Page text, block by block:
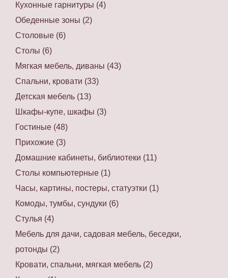
Кухонные гарнитуры (4)
Обеденные зоны (2)
Столовые (6)
Столы (6)
Мягкая мебель, диваны (43)
Спальни, кровати (33)
Детская мебель (13)
Шкафы-купе, шкафы (3)
Гостиные (48)
Прихожие (3)
Домашние кабинеты, библиотеки (11)
Столы компьютерные (1)
Часы, картины, постеры, статуэтки (1)
Комоды, тумбы, сундуки (6)
Стулья (4)
Мебель для дачи, садовая мебель, беседки,
ротонды (2)
Кровати, спальни, мягкая мебель (2)